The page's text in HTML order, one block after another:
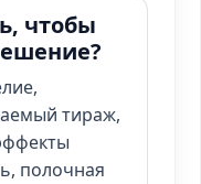
чтобы
тираж,
полочная